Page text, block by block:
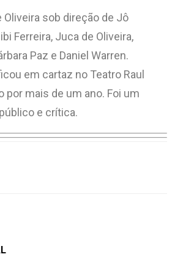
Oliveira sob direção de Jô
Ferreira, Juca de Oliveira,
Paz e Daniel Warren.
em cartaz no Teatro Raul
por mais de um ano. Foi um
e crítica.